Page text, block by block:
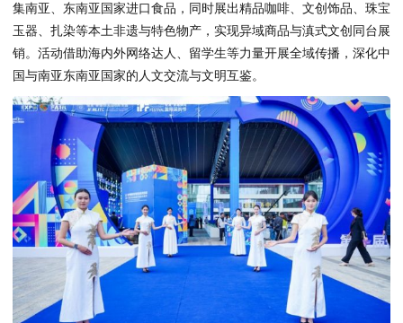
集南亚、东南亚国家进口食品，同时展出精品咖啡、文创饰品、珠宝
玉器、扎染等本土非遗与特色物产，实现异域商品与滇式文创同台展
销。活动借助海内外网络达人、留学生等力量开展全域传播，深化中
国与南亚东南亚国家的人文交流与文明互鉴。